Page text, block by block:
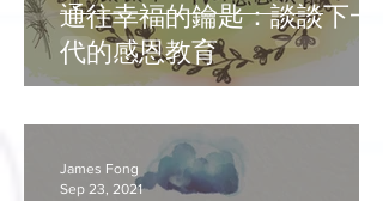
通往幸福的鑰匙：談談下一
代的感恩教育
James Fong
Sep 23, 2021